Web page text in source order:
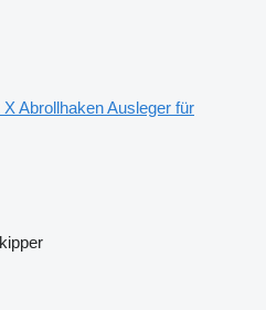
X Abrollhaken Ausleger für